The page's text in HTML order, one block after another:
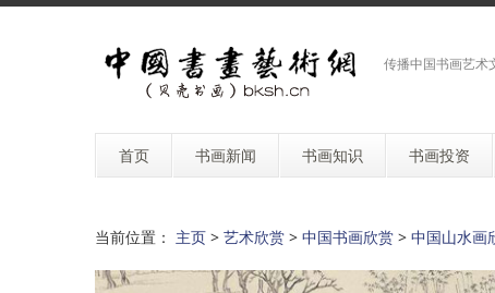
传播中国书画艺术
首页 书画新闻 书画知识 书画投资
当前位置： 主页 > 艺术欣赏 > 中国书画欣赏 > 中国山水画